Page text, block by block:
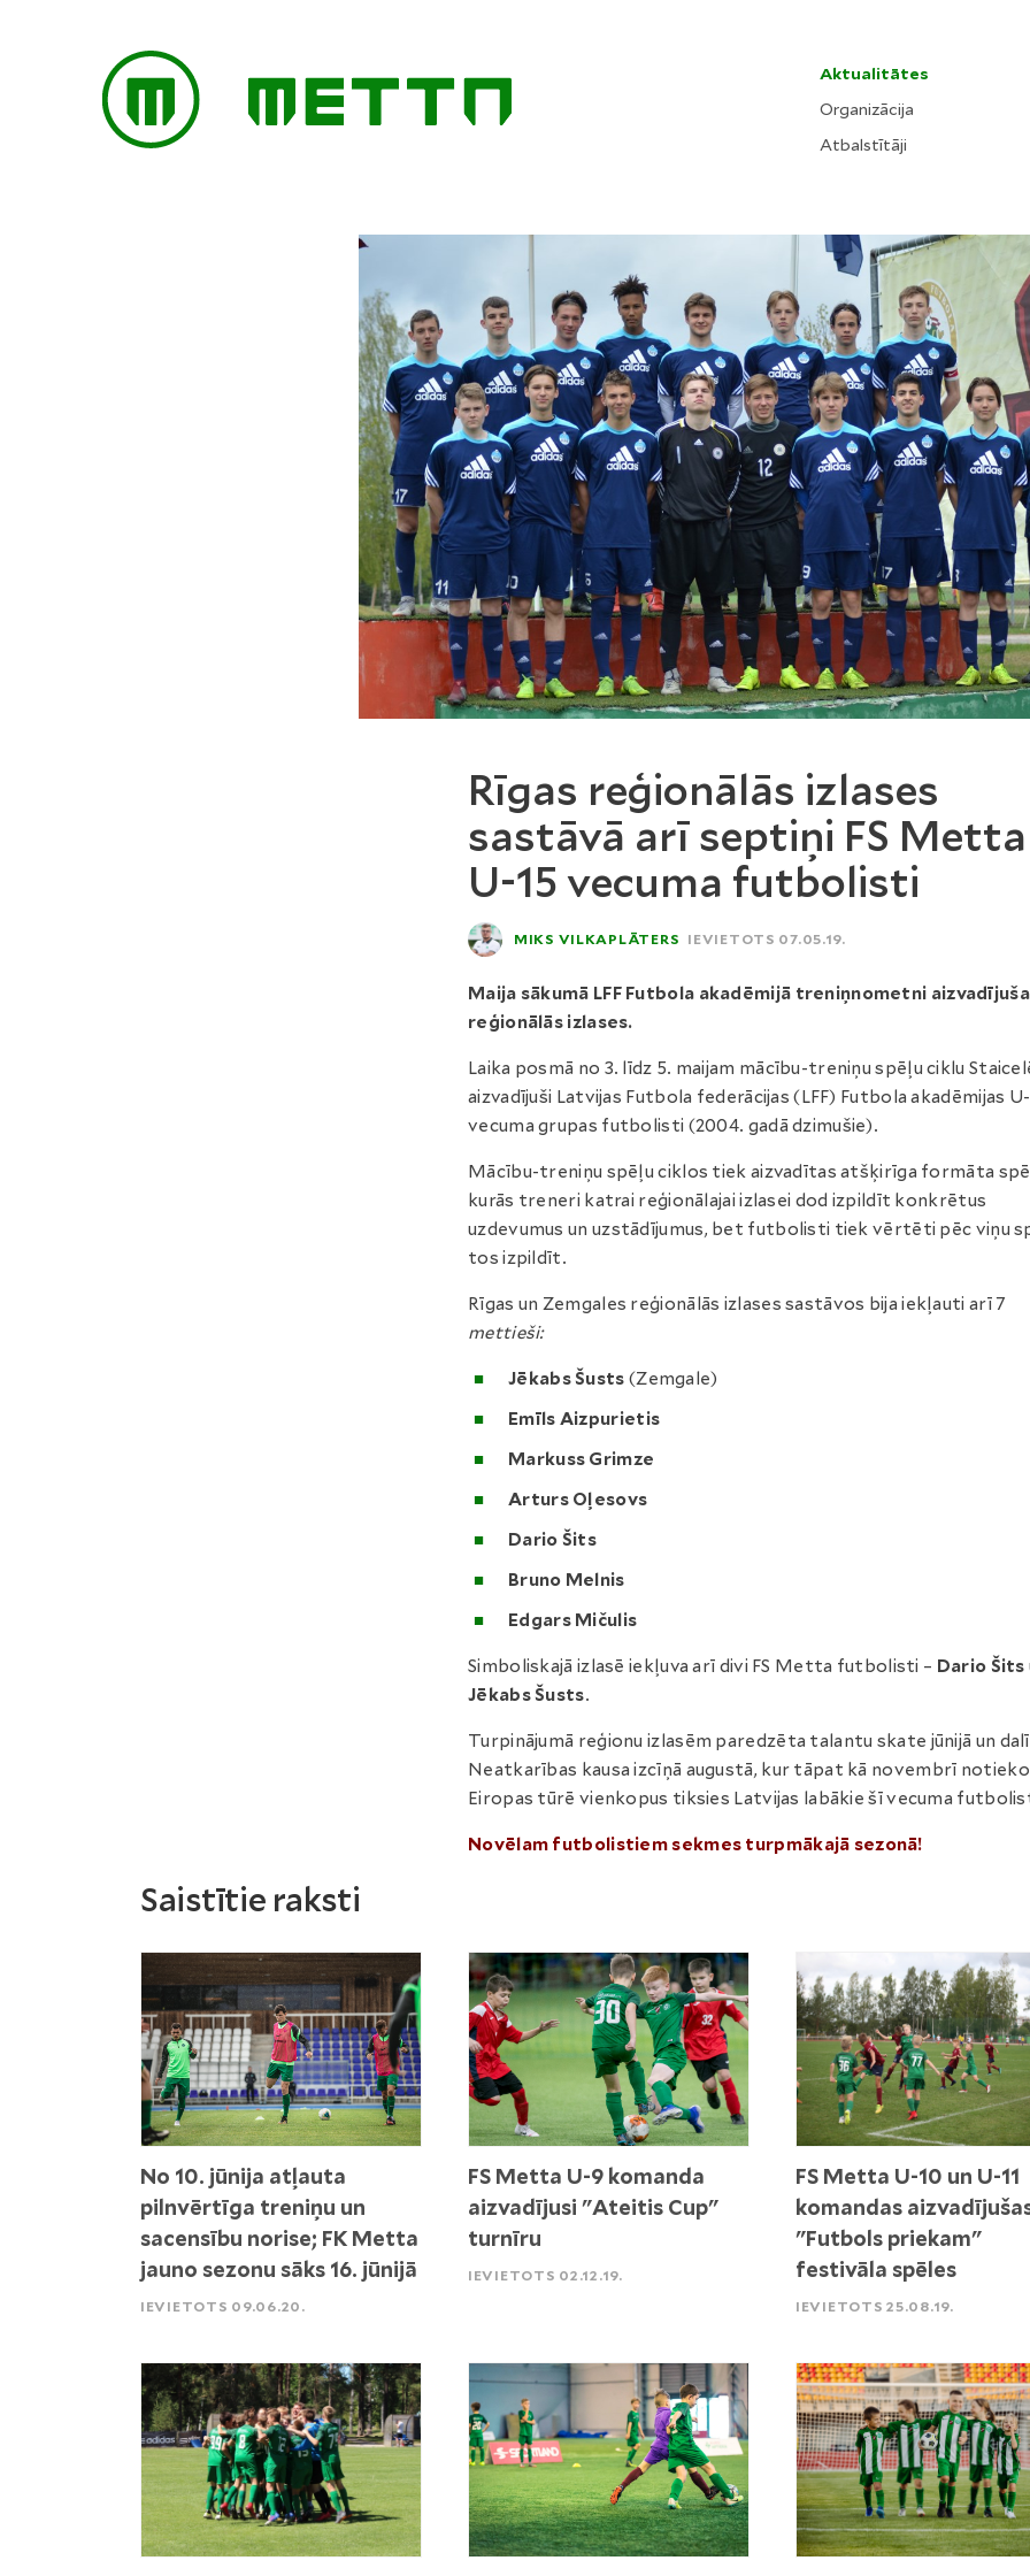
Aktualitātes
Organizācija
Atbalstītāji
Rīgas reģionālās izlases
sastāvā arī septiņi FS Metta
U-15 vecuma futbolisti
MIKS VILKAPLĀTERS IEVIETOTS 07.05.19.
Maija sākumā LFF Futbola akadēmijā treniņnometni
reģionālās izlases.
Laika posmā no 3. līdz 5. maijam mācību-treniņu spēļu ciklu
aizvadījuši Latvijas Futbola federācijas (LFF) Futbola akadēmijas
vecuma grupas futbolisti (2004. gadā dzimušie).
Mācību-treniņu spēļu ciklos tiek aizvadītas atšķirīga formāta
kurās treneri katrai reģionālajai izlasei dod izpildīt konkrētus
uzdevumus un uzstādījumus, bet futbolisti tiek vērtēti pēc viņu
tos izpildīt.
Rīgas un Zemgales reģionālās izlases sastāvos bija iekļauti arī 7
mettieši:
Jēkabs Šusts (Zemgale)
Emīls Aizpurietis
Markuss Grimze
Arturs Oļesovs
Dario Šits
Bruno Melnis
Edgars Mičulis
Simboliskajā izlasē iekļuva arī divi FS Metta futbolisti – Dario Šits
Jēkabs Šusts.
Turpinājumā reģionu izlasēm paredzēta talantu skate jūnijā un
Neatkarības kausa izcīņā augustā, kur tāpat kā novembrī
Eiropas tūrē vienkopus tiksies Latvijas labākie šī vecuma
Novēlam futbolistiem sekmes turpmākajā sezonā!
Saistītie raksti
No 10. jūnija atļauta
pilnvērtīga treniņu un
sacensību norise; FK Metta
jauno sezonu sāks 16. jūnijā
IEVIETOTS 09.06.20.
FS Metta U-9 komanda
aizvadījusi "Ateitis Cup"
turnīru
IEVIETOTS 02.12.19.
FS Metta U-10 un U-11
komandas
"Futbols priekam"
festivāla spēles
IEVIETOTS 25.08.19.